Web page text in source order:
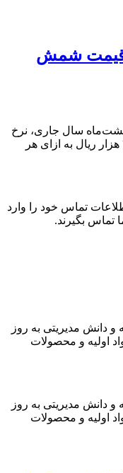
قیمت شمش
سال جاری، نرخ
گاز مصرفی واحدهای احیای فولادی به ۴۰ هزار ریال به ازای هر
تماس خود را وارد
تماس بگیرند.
و دانش مدیریتی به روز
اولیه و محصولات
و دانش مدیریتی به روز
اولیه و محصولات